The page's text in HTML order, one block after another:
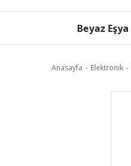
Beyaz Eşya
Anasayfa Elektronik